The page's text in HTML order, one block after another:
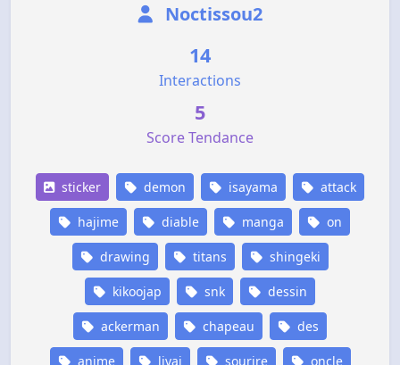
Noctissou2
14
Interactions
5
Score Tendance
sticker demon isayama attack
hajime diable manga on
drawing titans shingeki
kikoojap snk dessin
ackerman chapeau des
anime livai sourire oncle